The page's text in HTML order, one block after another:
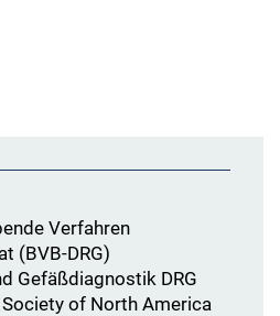
Verfahren
(BVB-DRG)
Gefäßdiagnostik DRG
of North America